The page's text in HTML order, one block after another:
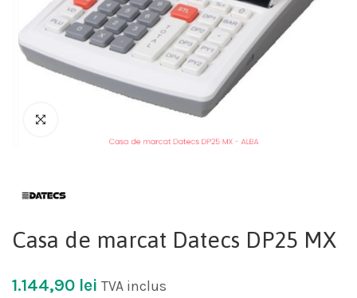
Casa de marcat Datecs DP25 MX
1.144,90 lei TVA inclus